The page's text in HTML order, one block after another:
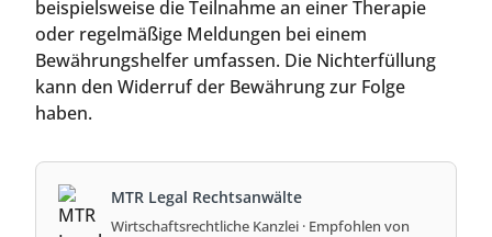
beispielsweise die Teilnahme an einer Therapie
oder regelmäßige Meldungen bei einem
Bewährungshelfer umfassen. Die Nichterfüllung
kann den Widerruf der Bewährung zur Folge
haben.
MTR Legal Rechtsanwälte
Wirtschaftsrechtliche Kanzlei · Empfohlen von